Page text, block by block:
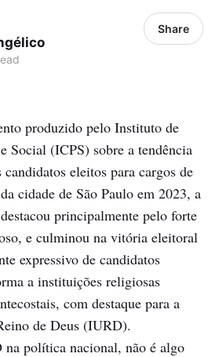
Share
produzido pelo Instituto de
Social (ICPS) sobre a tendência
eleitos para cargos de
cidade de São Paulo em 2023, a
principalmente pelo forte
e culminou na vitória eleitoral
expressivo de candidatos
a instituições religiosas
com destaque para a
de Deus (IURD).
política nacional, não é algo